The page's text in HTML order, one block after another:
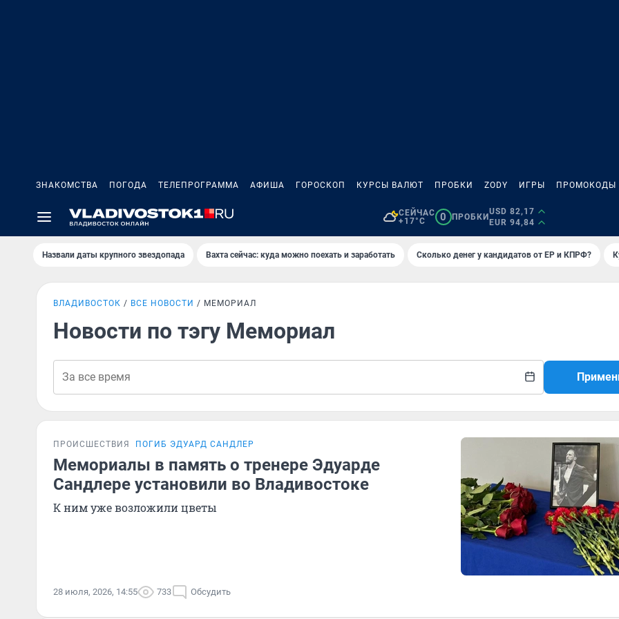
ЗНАКОМСТВА ПОГОДА ТЕЛЕПРОГРАММА АФИША ГОРОСКОП КУРСЫ ВАЛЮТ ПРОБКИ ZODY ИГРЫ ПРОМОКОДЫ
СЕЙЧАС
+17°C
0 ПРОБКИ
USD 82,17
EUR 94,84
Назвали даты крупного звездопада Вахта сейчас: куда можно поехать и заработать Сколько денег у кандидатов от ЕР и КПРФ?
ВЛАДИВОСТОК ВСЕ НОВОСТИ МЕМОРИАЛ
Новости по тэгу Мемориал
ПРОИСШЕСТВИЯ ПОГИБ ЭДУАРД САНДЛЕР
Мемориалы в память о тренере Эдуарде
Сандлере установили во Владивостоке
К ним уже возложили цветы
28 июля, 2026, 14:55 733 Обсудить